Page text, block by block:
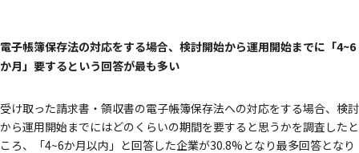
電子帳簿保存法の対応をする場合、検討開始から運用開始までに「4~6
か月」要するという回答が最も多い
受け取った請求書・領収書の電子帳簿保存法への対応をする場合、検討
から運用開始までにはどのくらいの期間を要すると思うかを調査したと
ころ、「4~6か月以内」と回答した企業が30.8%となり最多回答となり